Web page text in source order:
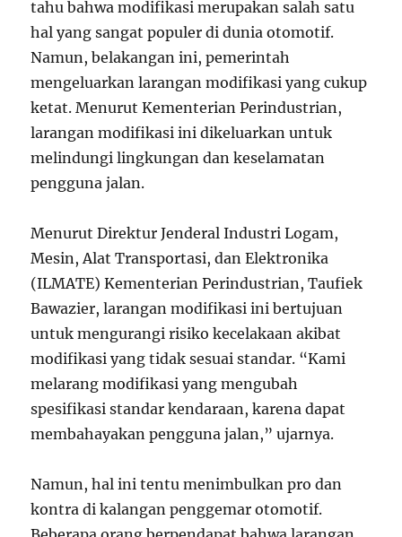
tahu bahwa modifikasi merupakan salah satu
hal yang sangat populer di dunia otomotif.
Namun, belakangan ini, pemerintah
mengeluarkan larangan modifikasi yang cukup
ketat. Menurut Kementerian Perindustrian,
larangan modifikasi ini dikeluarkan untuk
melindungi lingkungan dan keselamatan
pengguna jalan.
Menurut Direktur Jenderal Industri Logam,
Mesin, Alat Transportasi, dan Elektronika
(ILMATE) Kementerian Perindustrian, Taufiek
Bawazier, larangan modifikasi ini bertujuan
untuk mengurangi risiko kecelakaan akibat
modifikasi yang tidak sesuai standar. “Kami
melarang modifikasi yang mengubah
spesifikasi standar kendaraan, karena dapat
membahayakan pengguna jalan,” ujarnya.
Namun, hal ini tentu menimbulkan pro dan
kontra di kalangan penggemar otomotif.